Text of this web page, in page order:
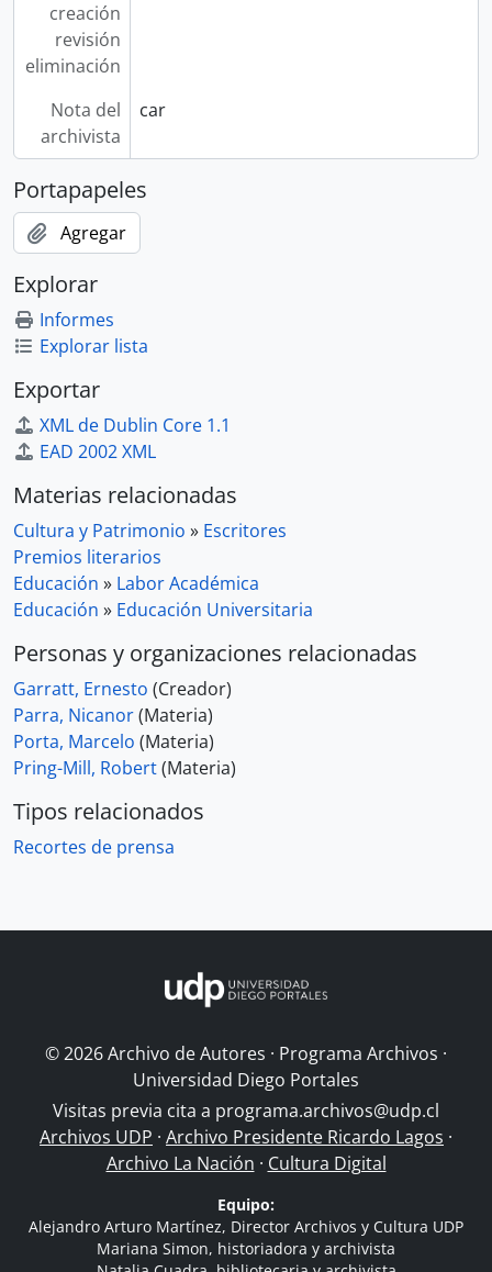
creación
revisión
eliminación
Nota del
archivista
car
Portapapeles
Agregar
Explorar
Informes
Explorar lista
Exportar
XML de Dublin Core 1.1
EAD 2002 XML
Materias relacionadas
Cultura y Patrimonio » Escritores
Premios literarios
Educación » Labor Académica
Educación » Educación Universitaria
Personas y organizaciones relacionadas
Garratt, Ernesto (Creador)
Parra, Nicanor(Materia)
Porta, Marcelo (Materia)
Pring-Mill, Robert(Materia)
Tipos relacionados
Recortes de prensa
© 2026 Archivo de Autores · Programa Archivos ·
Universidad Diego Portales
Visitas previa cita a programa.archivos@udp.cl
Archivos UDP · Archivo Presidente Ricardo Lagos ·
Archivo La Nación · Cultura Digital
Equipo:
Alejandro Arturo Martínez, Director Archivos y Cultura UDP
Mariana Simon, historiadora y archivista